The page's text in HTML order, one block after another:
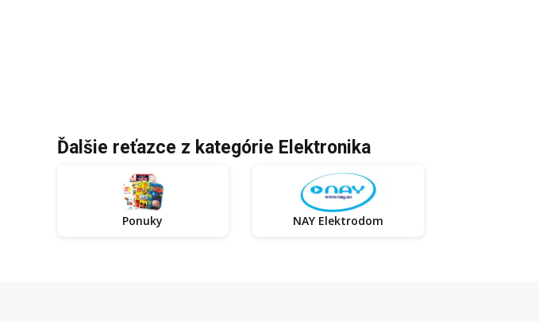
Ďalšie reťazce z kategórie Elektronika
Ponuky NAY Elektrodom